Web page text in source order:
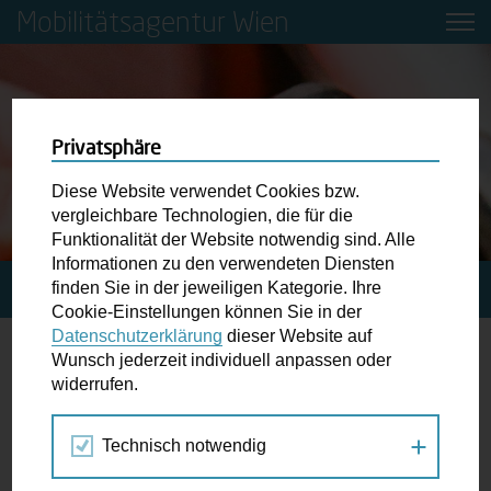
Mobilitätsagentur Wien
STARTSEITE PRESSE AKTION FAHRRADLICHT 2017
Aktion Fahrradlicht 2017
Aktion Fahrradlicht: Gut beleuchtet durch den
Herbst radeln
Privatsphäre
Diese Website verwendet Cookies bzw.
vergleichbare Technologien, die für die
Funktionalität der Website notwendig sind. Alle
Informationen zu den verwendeten Diensten
finden Sie in der jeweiligen Kategorie. Ihre
Cookie-Einstellungen können Sie in der
Datenschutzerklärung dieser Website auf
Wunsch jederzeit individuell anpassen oder
widerrufen.
Technisch notwendig